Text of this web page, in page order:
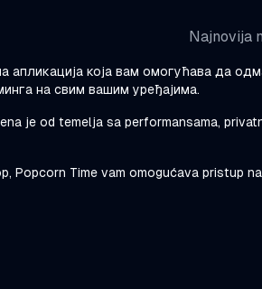
Najnovija
апликација која вам омогућава да
на свим вашим уређајима.
je od temelja sa performansama,
Time vam omogućava pristup